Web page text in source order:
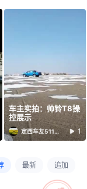
车主实拍：帅铃T8操
控展示
定西车友5115249 1
最新 追加